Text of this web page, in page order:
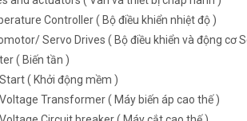
Controller ( Bộ điều khiển nhiệt độ )
Servo Drives ( Bộ điều khiển và động cơ
( Biến tần )
( Khởi động mềm )
Transformer ( Máy biến áp cao thế )